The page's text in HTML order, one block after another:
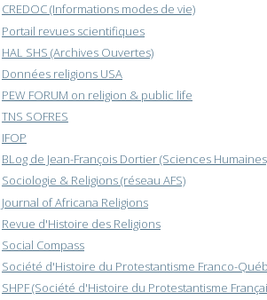
CREDOC (Informations modes de vie)
Portail revues scientifiques
HAL SHS (Archives Ouvertes)
Données religions USA
PEW FORUM on religion & public life
TNS SOFRES
IFOP
BLog de Jean-François Dortier (Sciences
Sociologie & Religions (réseau AFS)
Journal of Africana Religions
Revue d'Histoire des Religions
Social Compass
Société d'Histoire du Protestantisme Franco-
SHPF (Société d'Histoire du Protestantisme